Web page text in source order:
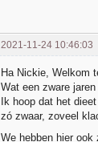
2021-11-24 10:46:03
Ha Nickie, Welkom
Wat een zware
Ik hoop dat het
zó zwaar, zoveel
We hebben hier